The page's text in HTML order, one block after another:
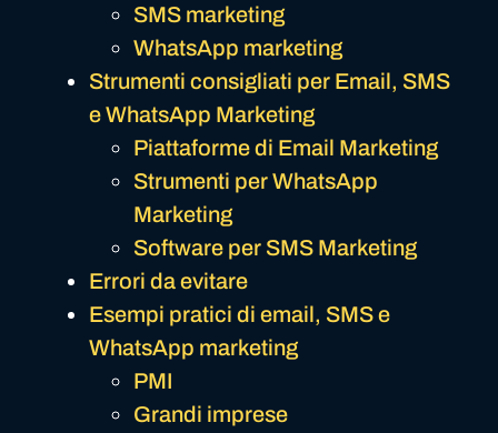
SMS marketing
WhatsApp marketing
Strumenti consigliati per Email, SMS
e WhatsApp Marketing
Piattaforme di Email Marketing
Strumenti per WhatsApp
Marketing
Software per SMS Marketing
Errori da evitare
Esempi pratici di email, SMS e
WhatsApp marketing
PMI
Grandi imprese